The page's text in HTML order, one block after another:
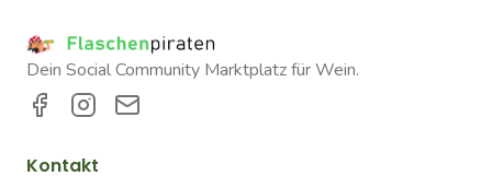
Dein Social Community Marktplatz für Wein.
Kontakt